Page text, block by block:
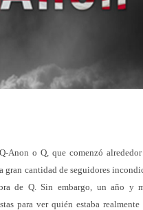
Anon o Q, que comenzó
gran cantidad de seguidores
de Q. Sin embargo, un año y
para ver quién estaba